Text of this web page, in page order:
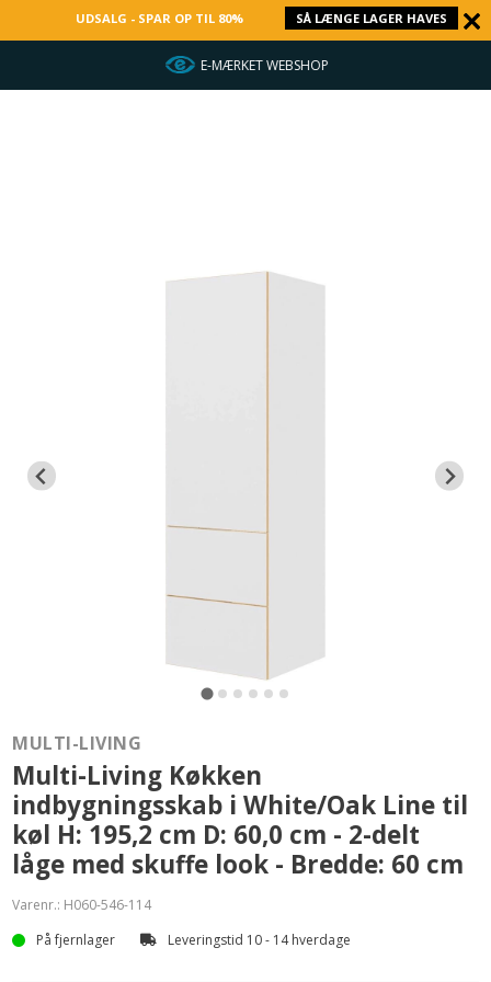
UDSALG - SPAR OP TIL 80% SÅ LÆNGE LAGER HAVES
E-MÆRKET WEBSHOP
MULTI-LIVING
Multi-Living Køkken
indbygningsskab i White/Oak Line til
køl H: 195,2 cm D: 60,0 cm - 2-delt
låge med skuffe look - Bredde: 60 cm
Varenr.: H060-546-114
På fjernlager
Leveringstid 10 - 14 hverdage